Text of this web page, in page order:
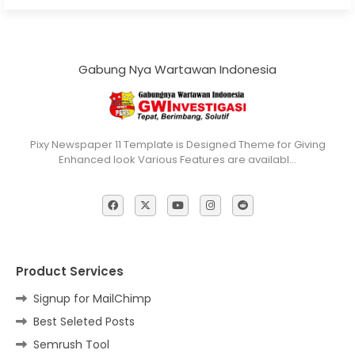
Gabung Nya Wartawan Indonesia
Pixy Newspaper 11 Template is Designed Theme for Giving
Enhanced look Various Features are availabl…
Product Services
Signup for MailChimp
Best Seleted Posts
Semrush Tool